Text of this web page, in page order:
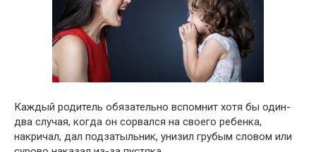
Каждый родитель обязательно вспомнит хотя бы один-
два случая, когда он сорвался на своего ребенка,
накричал, дал подзатыльник, унизил грубым словом или